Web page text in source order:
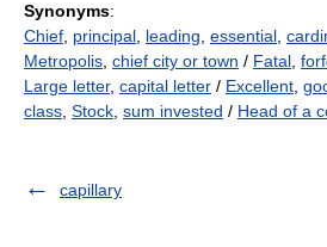
Synonyms:
Chief principal leading essential
Metropolis chief city or town / Fatal
Large letter, capital letter / Excellent
class Stock sum invested / Head of a
capillary